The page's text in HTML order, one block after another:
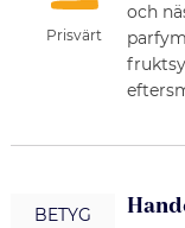
Prisvärt
och
BETYG